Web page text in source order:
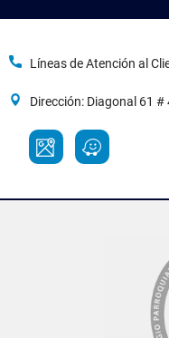
Líneas de Atención al
Dirección: Diagonal 61